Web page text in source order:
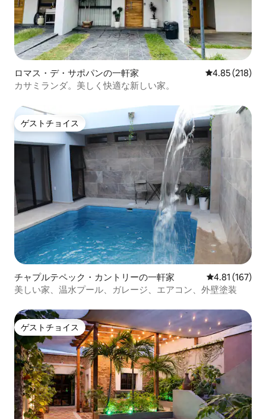
ロマス・デ・サポパンの一軒家 レビュー218
4.85 (218)
カサミランダ。美しく快適な新しい家。
ゲストチョイス
ゲストチョイス
チャプルテペック・カントリーの一軒家 レビュー167
4.81 (167)
美しい家、温水プール、ガレージ、エアコン、外壁塗装
ゲストチョイス
ゲストチョイス